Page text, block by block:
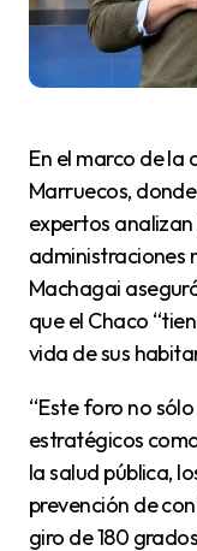
En el marco de la cumbre que tiene lugar en Tánger,
Marruecos,
expertos
administraciones
Machagai
que el Chaco
vida de sus
“Este foro no sólo es útil para abordar temas
estratégicos
la salud pública,
prevención de
giro de 180